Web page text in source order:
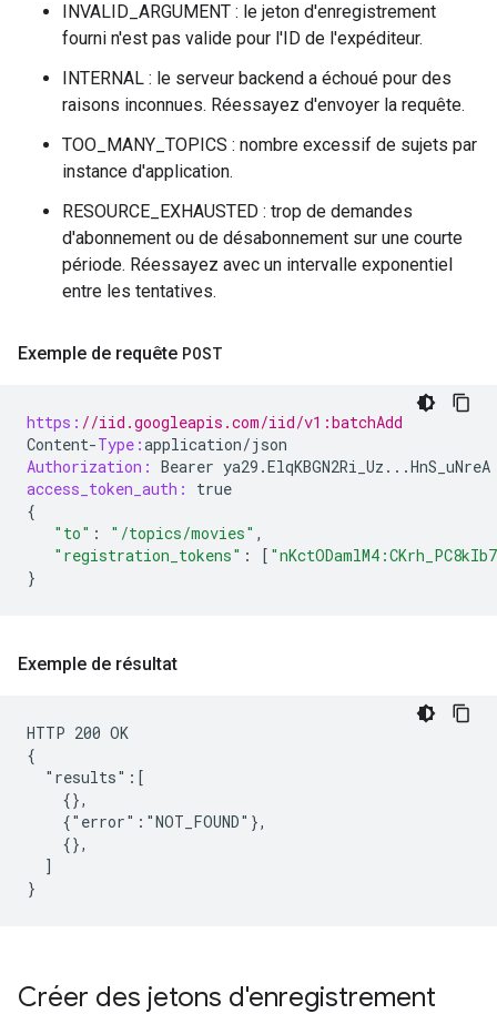
INVALID_ARGUMENT : le jeton d'enregistrement
fourni n'est pas valide pour l'ID de l'expéditeur.
INTERNAL : le serveur backend a échoué pour des
raisons inconnues. Réessayez d'envoyer la requête.
TOO_MANY_TOPICS : nombre excessif de sujets par
instance d'application.
RESOURCE_EXHAUSTED : trop de demandes
d'abonnement ou de désabonnement sur une courte
période. Réessayez avec un intervalle exponentiel
entre les tentatives.
Exemple de requête POST
https: //iid.googleapis.com/iid/v1:batchAdd
Content-Type:application/json
Authorization: Bearer ya29 .ElqKBGN2Ri_Uz ...HnS_uNreA
access_token_auth:
true
{
"to" : "/topics/movies" ,
"registration_tokens" : [
}
Exemple de résultat
HTTP 200 OK
{
  "results":[
    {},
    {"error":"NOT_FOUND"},
    {},
  ]
Créer des jetons d'enregistrement